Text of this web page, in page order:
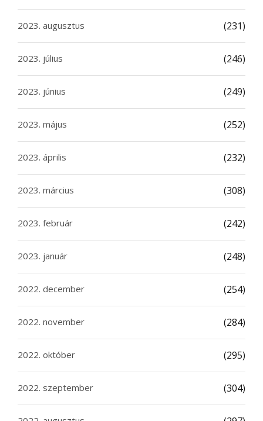
2023. augusztus (231)
2023. július (246)
2023. június (249)
2023. május (252)
2023. április (232)
2023. március (308)
2023. február (242)
2023. január (248)
2022. december (254)
2022. november (284)
2022. október (295)
2022. szeptember (304)